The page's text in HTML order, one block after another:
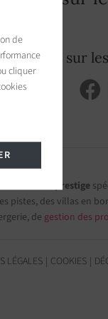
nous sur
de prestige
pistes, des villas en
de gestion des
LÉGALES COOKIES
de
cliquer